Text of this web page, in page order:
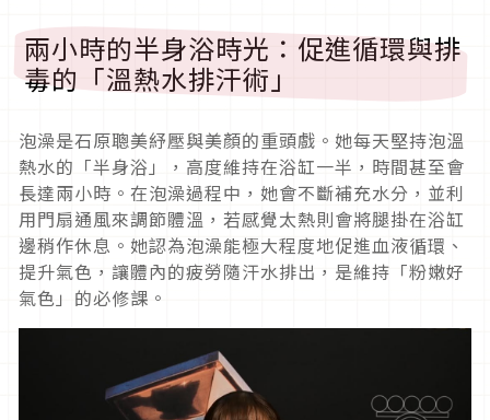
兩小時的半身浴時光：促進循環與排
毒的「溫熱水排汗術」
泡澡是石原聰美紓壓與美顏的重頭戲。她每天堅持泡溫
熱水的「半身浴」，高度維持在浴缸一半，時間甚至會
長達兩小時。在泡澡過程中，她會不斷補充水分，並利
用門扇通風來調節體溫，若感覺太熱則會將腿掛在浴缸
邊稍作休息。她認為泡澡能極大程度地促進血液循環、
提升氣色，讓體內的疲勞隨汗水排出，是維持「粉嫩好
氣色」的必修課。